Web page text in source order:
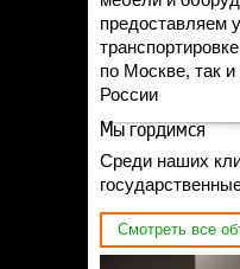
предоставляем
по Москве, так и
России
Мы гордимся
Среди наших
Смотреть все